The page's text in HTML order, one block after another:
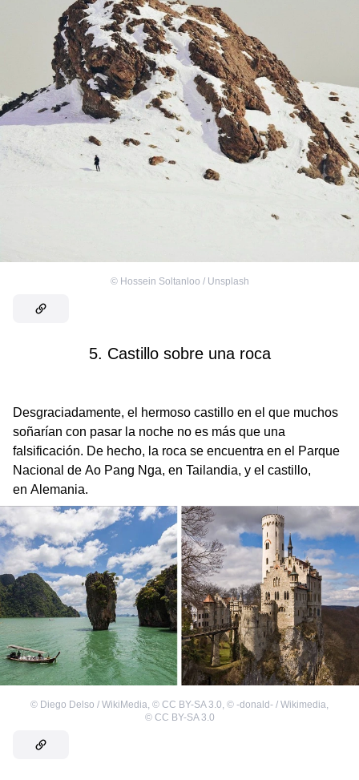
© Hossein Soltanloo / Unsplash
5. Castillo sobre una roca
Desgraciadamente, el hermoso castillo en el que muchos
soñarían con pasar la noche no es más que una
falsificación. De hecho, la roca se encuentra en el Parque
Nacional de Ao Pang Nga, en Tailandia, y el castillo,
en Alemania.
© Diego Delso / WikiMedia, © CC BY-SA 3.0, © -donald- / Wikimedia,
© CC BY-SA 3.0